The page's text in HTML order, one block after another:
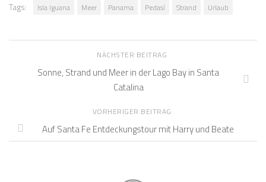
Tags: Isla Iguana Meer Panama Pedasí Strand Urlaub
NÄCHSTER BEITRAG
Sonne, Strand und Meer in der Lago Bay in Santa
Catalina
VORHERIGER BEITRAG
Auf Santa Fe Entdeckungstour mit Harry und Beate